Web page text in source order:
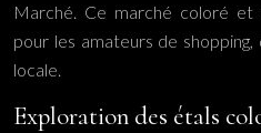
Marché. Ce marché coloré et
pour les amateurs de
locale.
Exploration des étals